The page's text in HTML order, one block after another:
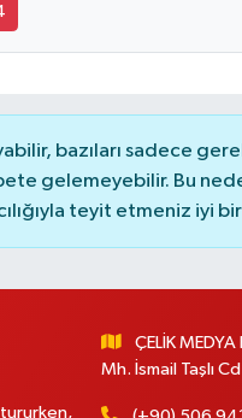
bazıları sadece
gelemeyebilir. Bu
teyit etmeniz iyi
ÇELİK MEDYA
Mh. İsmail Taşlı